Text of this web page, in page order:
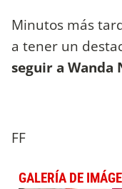
Minutos más
a tener un
seguir a Wanda
FF
GALERÍA DE